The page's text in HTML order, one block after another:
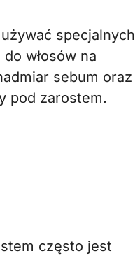
specjalnych
włosów na
sebum oraz
pod zarostem.
często jest